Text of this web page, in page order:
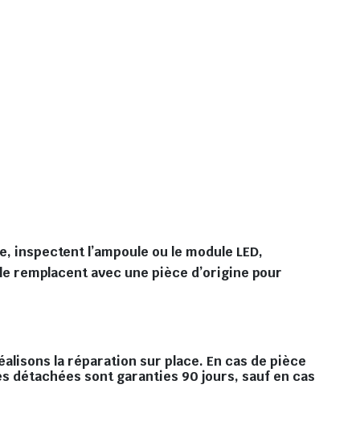
l’ampoule ou le module LED,
remplacent avec une pièce d’origine pour
la réparation sur place. En cas de pièce
détachées sont garanties 90 jours, sauf en cas